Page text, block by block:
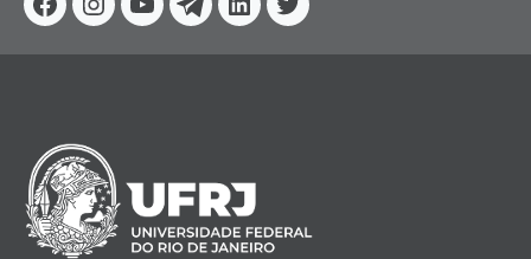
Facebook
Instagram
YoutubeTelegram
Linkedin
Twitter